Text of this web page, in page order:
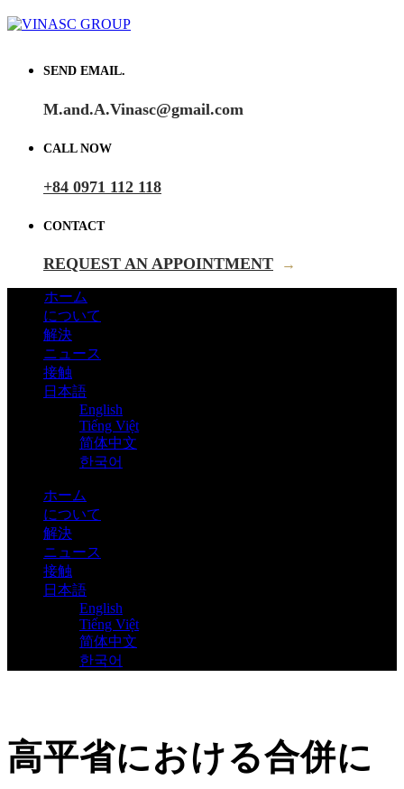
SEND EMAIL.
M.and.A.Vinasc@gmail.com
CALL NOW
+84 0971 112 118
CONTACT
REQUEST AN APPOINTMENT →
ホーム
について
解決
ニュース
接触
日本語
English
Tiếng Việt
简体中文
한국어
ホーム
について
解決
ニュース
接触
日本語
English
Tiếng Việt
简体中文
한국어
高平省における合併に